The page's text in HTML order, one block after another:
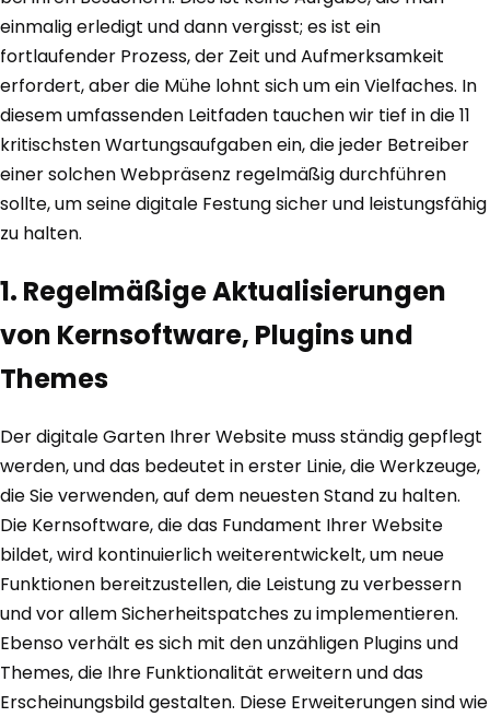
einmalig erledigt und dann vergisst; es ist ein
fortlaufender Prozess, der Zeit und Aufmerksamkeit
erfordert, aber die Mühe lohnt sich um ein Vielfaches. In
diesem umfassenden Leitfaden tauchen wir tief in die 11
kritischsten Wartungsaufgaben ein, die jeder Betreiber
einer solchen Webpräsenz regelmäßig durchführen
sollte, um seine digitale Festung sicher und leistungsfähig
zu halten.
1. Regelmäßige Aktualisierungen
von Kernsoftware, Plugins und
Themes
Der digitale Garten Ihrer Website muss ständig gepflegt
werden, und das bedeutet in erster Linie, die Werkzeuge,
die Sie verwenden, auf dem neuesten Stand zu halten.
Die Kernsoftware, die das Fundament Ihrer Website
bildet, wird kontinuierlich weiterentwickelt, um neue
Funktionen bereitzustellen, die Leistung zu verbessern
und vor allem Sicherheitspatches zu implementieren.
Ebenso verhält es sich mit den unzähligen Plugins und
Themes, die Ihre Funktionalität erweitern und das
Erscheinungsbild gestalten. Diese Erweiterungen sind wie